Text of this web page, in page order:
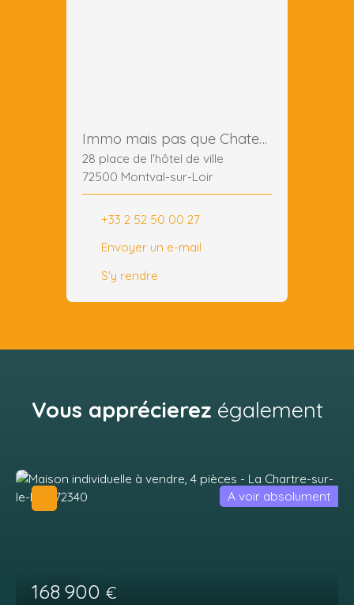
Immo mais pas que Chateau du loir
28 place de l'hôtel de ville
72500 Montval-sur-Loir
+33 2 52 50 00 27
Envoyer un e-mail
S'y rendre
Vous apprécierez également
168 900 €
A voir absolument